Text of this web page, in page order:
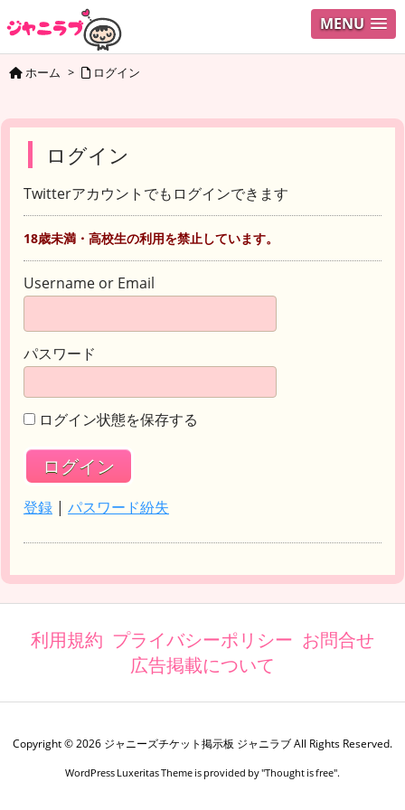
MENU
ホーム > ログイン
ログイン
Twitterアカウントでもログインできます
18歳未満・高校生の利用を禁止しています。
Username or Email
パスワード
ログイン状態を保存する
登録 | パスワード紛失
利用規約 プライバシーポリシー お問合せ
広告掲載について
Copyright ©2026 ジャニーズチケット掲示板 ジャニラブAll Rights Reserved.
WordPress Luxeritas Theme is provided by "Thought is free".